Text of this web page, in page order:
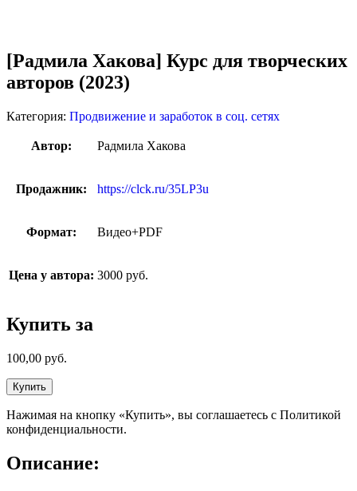
[Радмила Хакова] Курс для творческих
авторов (2023)
Категория: Продвижение и заработок в соц. сетях
Автор: Радмила Хакова
Продажник: https://clck.ru/35LP3u
Формат: Видео+PDF
Цена у автора: 3000 руб.
Купить за
100,00 руб.
Купить
Нажимая на кнопку «Купить», вы соглашаетесь с Политикой
конфиденциальности.
Описание: